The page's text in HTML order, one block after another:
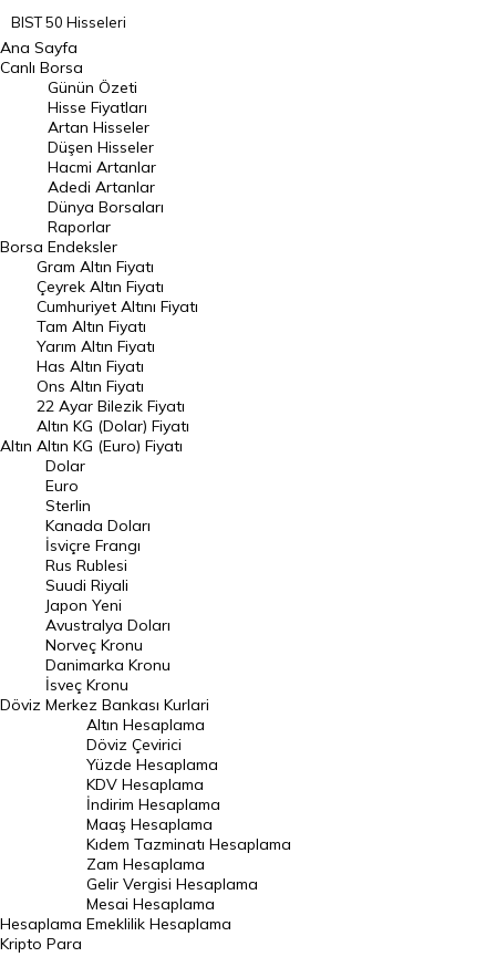
BIST 50 Hisseleri
BIST 100 Hisseleri
En Çok Artan Hisseler
En Çok Düşen Hisseler
Hacmi Artanlar
Geçmiş Kapanışlar
Dünya Borsaları
Raporlar
Endeksler
DÖVİZ
Döviz Kuru
Dolar Kuru
Euro Kuru
Pound Kuru
Frank Kuru
Riyal Kuru
Avustralya Doları
Danimarka Kronu Kuru
Kanada Doları Kuru
Norveç Kronu Kuru
İsveç Kronu Kuru
Japon Yeni Kuru
Serbest Piyasa Döviz Kurları
Merkez Bankası Döviz Kurları
Altın Fiyatları
Ana Sayfa
Canlı Borsa
Borsa
Günün Özeti
Hisse Fiyatları
Artan Hisseler
Düşen Hisseler
Hacmi Artanlar
Adedi Artanlar
Dünya Borsaları
Raporlar
Endeksler
Altın
Gram Altın Fiyatı
Çeyrek Altın Fiyatı
Cumhuriyet Altını Fiyatı
Tam Altın Fiyatı
Yarım Altın Fiyatı
Has Altın Fiyatı
Ons Altın Fiyatı
22 Ayar Bilezik Fiyatı
Altın KG (Dolar) Fiyatı
Altın KG (Euro) Fiyatı
Döviz
Dolar
Euro
Sterlin
Kanada Doları
İsviçre Frangı
Rus Rublesi
Suudi Riyali
Japon Yeni
Avustralya Doları
Norveç Kronu
Danimarka Kronu
İsveç Kronu
Merkez Bankası Kurlari
Hesaplama
Altın Hesaplama
Döviz Çevirici
Yüzde Hesaplama
KDV Hesaplama
İndirim Hesaplama
Maaş Hesaplama
Kıdem Tazminatı Hesaplama
Zam Hesaplama
Gelir Vergisi Hesaplama
Mesai Hesaplama
Emeklilik Hesaplama
Kripto Para